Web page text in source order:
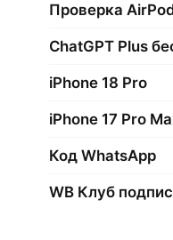
Проверка
ChatGPT Plus
iPhone 18 Pro
iPhone 17 Pro
Код WhatsApp
WB Клуб